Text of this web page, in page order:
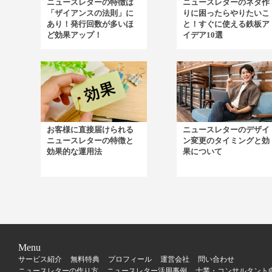
ニュースレターの特徴は
「ザイアンスの法則」に
あり！発行回数が多いほ
ど効果アップ！
ニュースレターのネタ作
りに困ったらやりたいこ
と！すぐに使える鉄板ア
イデア10選
お客様に直接届けられる
ニュースレターの特徴と
効果的な運用法
ニュースレターのデザイ
ン変更のタイミングと効
果について
Menu
サービス紹介 無料特典 プロフィール 運営会社
問い合わせ